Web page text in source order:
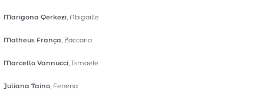
Marigona Qerkezi, Abigaille
Matheus França, Zaccaria
Marcello Vannucci, Ismaele
Juliana Taino, Fenena